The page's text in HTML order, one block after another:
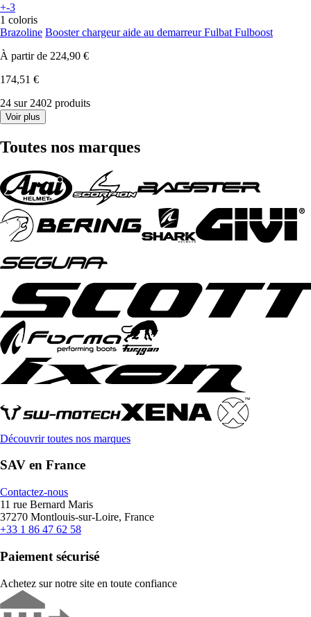
+-3
1 coloris
Brazoline Booster chargeur aide au demarreur Fulbat Fulboost
À partir de 224,90 €
174,51 €
24 sur 2402 produits
Voir plus
Toutes nos marques
Découvrir toutes nos marques
SAV en France
Contactez-nous
11 rue Bernard Maris
37270 Montlouis-sur-Loire, France
+33 1 86 47 62 58
Paiement sécurisé
Achetez sur notre site en toute confiance